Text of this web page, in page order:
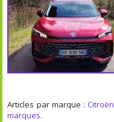
Articles par marque : Citroën
marques.